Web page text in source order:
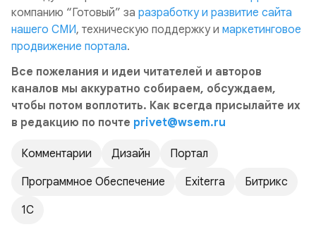
компанию “Готовый” за разработку и развитие сайта
нашего СМИ, техническую поддержку и маркетинговое
продвижение портала.
Все пожелания и идеи читателей и авторов
каналов мы аккуратно собираем, обсуждаем,
чтобы потом воплотить. Как всегда присылайте их
в редакцию по почте privet@wsem.ru
Комментарии Дизайн
Портал
Программное Обеспечение
Exiterra
Битрикс
1С